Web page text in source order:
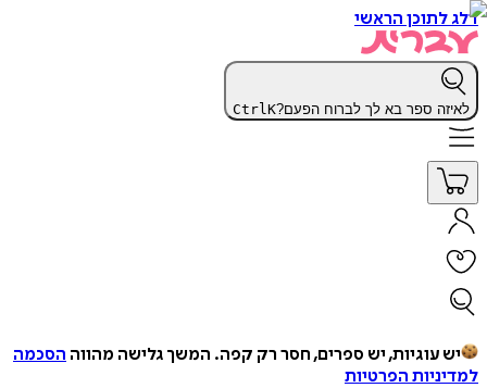
דלג לתוכן הראשי
לאיזה ספר בא לך לברוח הפעם? CtrlK
יש עוגיות, יש ספרים, חסר רק קפה. המשך גלישה מהווה הסכמה
למדיניות הפרטיות